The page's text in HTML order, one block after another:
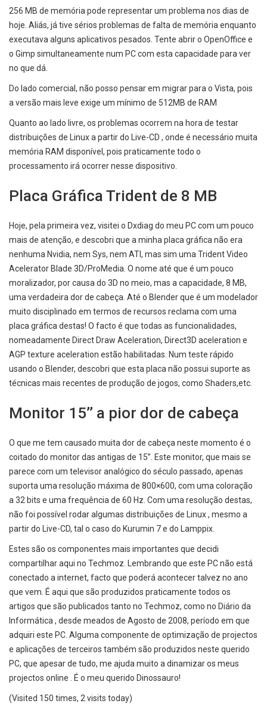
256 MB de memória pode representar um problema nos dias de
hoje. Aliás, já tive sérios problemas de falta de memória enquanto
executava alguns aplicativos pesados. Tente abrir o OpenOffice e
o Gimp simultaneamente num PC com esta capacidade para ver
no que dá.
Do lado comercial, não posso pensar em migrar para o Vista, pois
a versão mais leve exige um mínimo de 512MB de RAM
Quanto ao lado livre, os problemas ocorrem na hora de testar
distribuições de Linux a partir do Live-CD , onde é necessário muita
memória RAM disponível, pois praticamente todo o
processamento irá ocorrer nesse dispositivo.
Placa Gráfica Trident de 8 MB
Hoje, pela primeira vez, visitei o Dxdiag do meu PC com um pouco
mais de atenção, e descobri que a minha placa gráfica não era
nenhuma Nvidia, nem Sys, nem ATI, mas sim uma Trident Video
Acelerator Blade 3D/ProMedia. O nome até que é um pouco
moralizador, por causa do 3D no meio, mas a capacidade, 8 MB,
uma verdadeira dor de cabeça. Até o Blender que é um modelador
muito disciplinado em termos de recursos reclama com uma
placa gráfica destas! O facto é que todas as funcionalidades,
nomeadamente Direct Draw Aceleration, Direct3D aceleration e
AGP texture aceleration estão habilitadas. Num teste rápido
usando o Blender, descobri que esta placa não possui suporte as
técnicas mais recentes de produção de jogos, como Shaders,etc.
Monitor 15’’ a pior dor de cabeça
O que me tem causado muita dor de cabeça neste momento é o
coitado do monitor das antigas de 15’’. Este monitor, que mais se
parece com um televisor analógico do século passado, apenas
suporta uma resolução máxima de 800×600, com uma coloração
a 32 bits e uma frequência de 60 Hz. Com uma resolução destas,
não foi possível rodar algumas distribuições de Linux , mesmo a
partir do Live-CD, tal o caso do Kurumin 7 e do Lamppix.
Estes são os componentes mais importantes que decidi
compartilhar aqui no Techmoz. Lembrando que este PC não está
conectado a internet, facto que poderá acontecer talvez no ano
que vem. É aqui que são produzidos praticamente todos os
artigos que são publicados tanto no Techmoz, como no Diário da
Informática , desde meados de Agosto de 2008, período em que
adquiri este PC. Alguma componente de optimização de projectos
e aplicações de terceiros também são produzidos neste querido
PC, que apesar de tudo, me ajuda muito a dinamizar os meus
projectos online . É o meu querido Dinossauro!
(Visited 150 times, 2 visits today)